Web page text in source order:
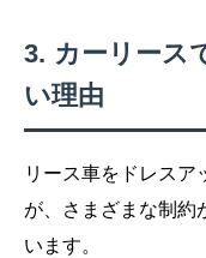
カーリース
い理由
リース車をドレスア
が、さまざまな制約
います。